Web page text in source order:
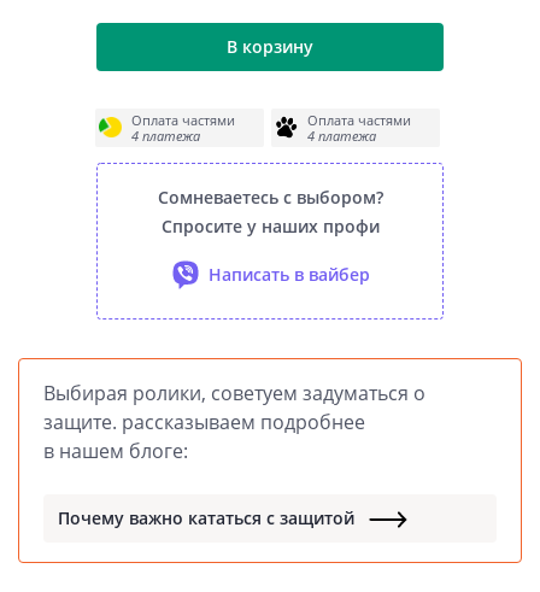
В корзину
Оплата частями
4 платежа
Оплата частями
4 платежа
Сомневаетесь с выбором?
Спросите у наших профи
Написать в вайбер
Выбирая ролики, советуем задуматься о
защите. рассказываем подробнее
в нашем блоге:
Почему важно кататься с защитой